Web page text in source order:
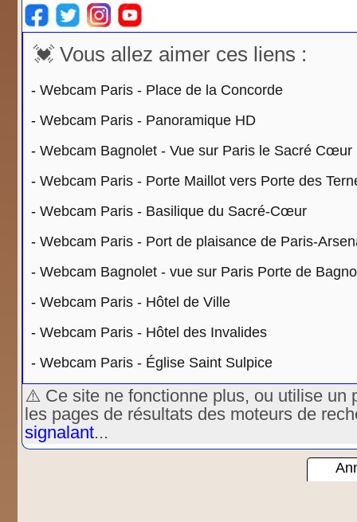
💓 Vous allez aimer ces liens :
- Webcam Paris - Place de la Concorde
- Webcam Paris - Panoramique HD
- Webcam Bagnolet - Vue sur Paris le Sacré Cœur
- Webcam Paris - Porte Maillot vers Porte des
- Webcam Paris - Basilique du Sacré-Cœur
- Webcam Paris - Port de plaisance de Paris-
- Webcam Bagnolet - vue sur Paris Porte de
- Webcam Paris - Hôtel de Ville
- Webcam Paris - Hôtel des Invalides
- Webcam Paris - Église Saint Sulpice
⚠️ Ce site ne fonctionne plus, ou utilise un
les pages de résultats des moteurs de
signalant...